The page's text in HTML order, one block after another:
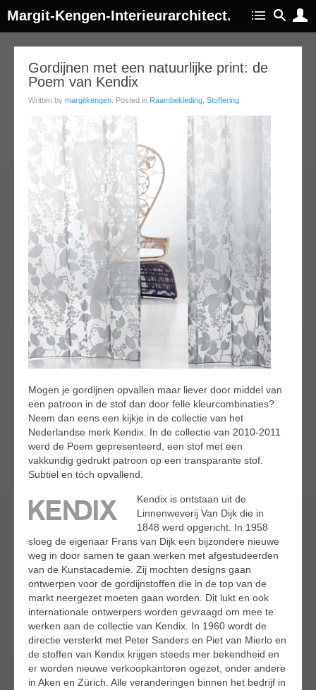
Margit-Kengen-Interieurarchitect.
Gordijnen met een natuurlijke print: de
Poem van Kendix
Written by margitkengen . Posted in Raambekleding Stoffering
Mogen je gordijnen opvallen maar liever door middel van
een patroon in de stof dan door felle kleurcombinaties?
Neem dan eens een kijkje in de collectie van het
Nederlandse merk Kendix. In de collectie van 2010-2011
werd de Poem gepresenteerd, een stof met een
vakkundig gedrukt patroon op een transparante stof.
Subtiel en tóch opvallend.
Kendix is ontstaan uit de
Linnenweverij Van Dijk die in
1848 werd opgericht. In 1958
sloeg de eigenaar Frans van Dijk een bijzondere nieuwe
weg in door samen te gaan werken met afgestudeerden
van de Kunstacademie. Zij mochten designs gaan
ontwerpen voor de gordijnstoffen die in de top van de
markt neergezet moeten gaan worden. Dit lukt en ook
internationale ontwerpers worden gevraagd om mee te
werken aan de collectie van Kendix. In 1960 wordt de
directie versterkt met Peter Sanders en Piet van Mierlo en
de stoffen van Kendix krijgen steeds mer bekendheid en
er worden nieuwe verkoopkantoren ogezet, onder andere
in Aken en Zürich. Alle veranderingen binnen het bedrijf in